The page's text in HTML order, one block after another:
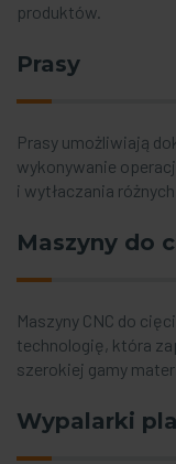
produktów.
Prasy
Prasy umożliwiają
wykonywanie
i wytłaczania
Maszyny do
Maszyny CNC do
technologię, która
szerokiej gamy
Wypalarki